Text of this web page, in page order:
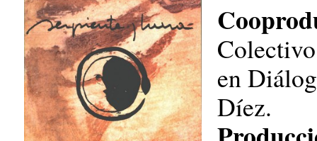
en
Díez.